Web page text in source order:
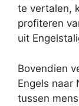
te vertalen,
profiteren
uit
Bovendien
Engels naar
tussen